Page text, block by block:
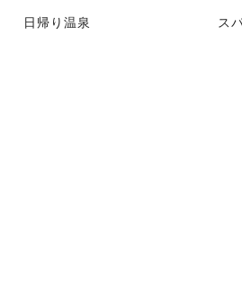
日帰り温泉 ス